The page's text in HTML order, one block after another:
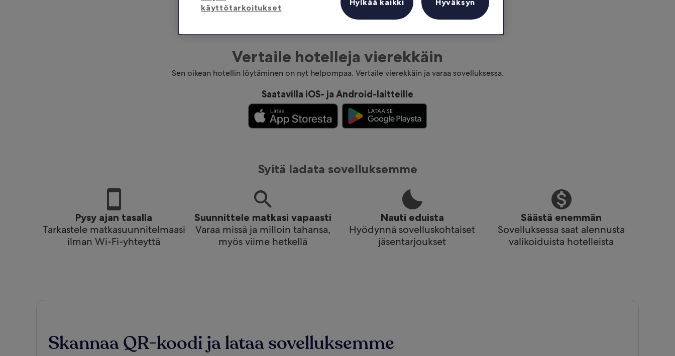
Vertaile hotelleja vierekkäin
Sen oikean hotellin löytäminen on nyt helpompaa. Vertaile vierekkäin ja varaa sovelluksessa.
Saatavilla iOS- ja Android-laitteille
Syitä ladata sovelluksemme
Pysy ajan tasalla
Tarkastele matkasuunnitelmaasi
ilman Wi-Fi-yhteyttä
Suunnittele matkasi vapaasti
Varaa missä ja milloin tahansa,
myös viime hetkellä
Nauti eduista
Hyödynnä sovelluskohtaiset
jäsentarjoukset
Säästä enemmän
Sovelluksessa saat alennusta
valikoiduista hotelleista
Skannaa QR-koodi ja lataa sovelluksemme
käyttötarkoitukset